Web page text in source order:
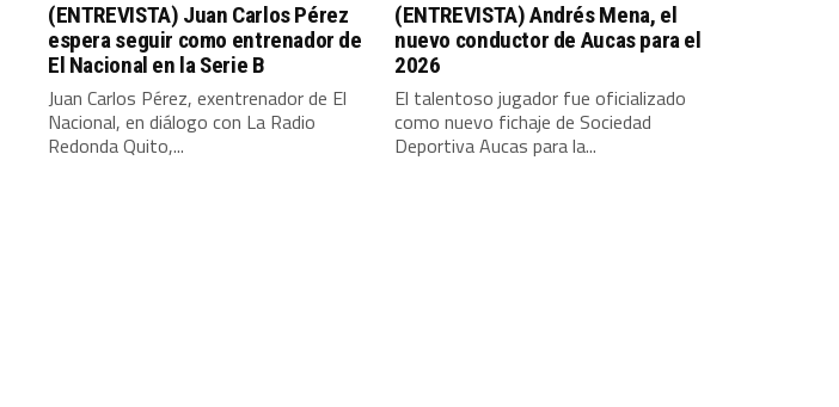
(ENTREVISTA) Juan Carlos Pérez
espera seguir como entrenador de
El Nacional en la Serie B
Juan Carlos Pérez, exentrenador de El
Nacional, en diálogo con La Radio
Redonda Quito,...
(ENTREVISTA) Andrés Mena, el
nuevo conductor de Aucas para el
2026
El talentoso jugador fue oficializado
como nuevo fichaje de Sociedad
Deportiva Aucas para la...